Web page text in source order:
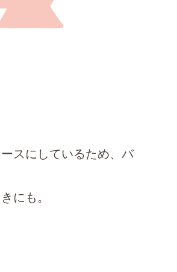
スにしているため、バ
にも。